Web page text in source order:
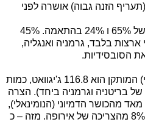
הזנה גבוה) אושרה לפני
באיטליה וצרפת הייתה הקטנה של 65% ו 24% בהתאמה. 45%
בלבד, גרמניה ואנגליה,
הסובסידיות.
ס"ה כושר הייצור הרוחני (דמיוני) המותקן הוא 116.8 ג'יגוואט, כמות
בריטניה וגרמניה ביחד). הצרה
מהכושר הדמיוני (הנומינאלי),
ובס"ה ייצרו כול תחנות הרוח כ 8% מהצריכה של אירופה. מזה – כ